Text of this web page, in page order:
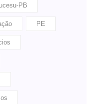
PB
PE